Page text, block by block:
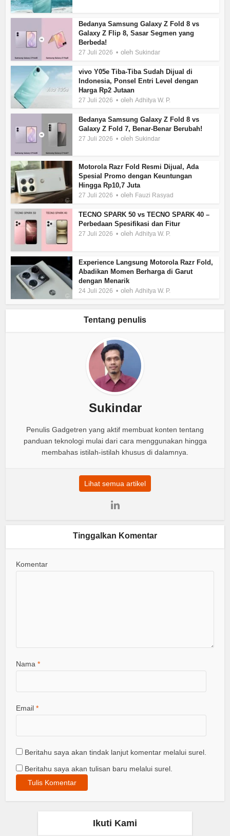
Bedanya Samsung Galaxy Z Fold 8 vs
Galaxy Z Flip 8, Sasar Segmen yang
Berbeda!
27 Juli 2026 oleh Sukindar
vivo Y05e Tiba-Tiba Sudah Dijual di
Indonesia, Ponsel Entri Level dengan
Harga Rp2 Jutaan
27 Juli 2026 olehAdhitya W. P.
Bedanya Samsung Galaxy Z Fold 8 vs
Galaxy Z Fold 7, Benar-Benar Berubah!
27 Juli 2026 oleh Sukindar
Motorola Razr Fold Resmi Dijual, Ada
Spesial Promo dengan Keuntungan
Hingga Rp10,7 Juta
27 Juli 2026 oleh Fauzi Rasyad
TECNO SPARK 50 vs TECNO SPARK 40 –
Perbedaan Spesifikasi dan Fitur
27 Juli 2026 olehAdhitya W. P.
Experience Langsung Motorola Razr Fold,
Abadikan Momen Berharga di Garut
dengan Menarik
24 Juli 2026 olehAdhitya W. P.
Tentang penulis
Sukindar
Penulis Gadgetren yang aktif membuat konten tentang
panduan teknologi mulai dari cara menggunakan hingga
membahas istilah-istilah khusus di dalamnya.
Lihat semua artikel
Tinggalkan Komentar
Komentar
Nama*
Email*
Beritahu saya akan tindak lanjut komentar melalui surel.
Beritahu saya akan tulisan baru melalui surel.
Ikuti Kami